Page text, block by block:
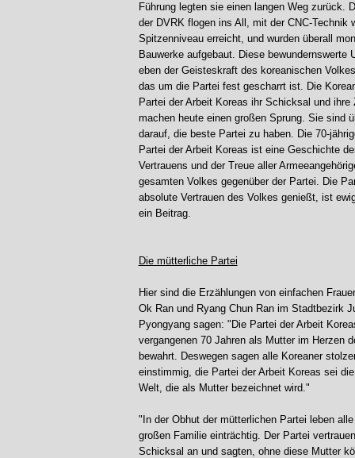
Führung legten sie einen langen Weg zurück.
der DVRK flogen ins All, mit der CNC-Technik
Spitzenniveau erreicht, und wurden überall
Bauwerke aufgebaut. Diese bewundernswerte
eben der Geisteskraft des koreanischen
das um die Partei fest gescharrt ist. Die
Partei der Arbeit Koreas ihr Schicksal und ihre
machen heute einen großen Sprung. Sie sind
darauf, die beste Partei zu haben. Die 70-
Partei der Arbeit Koreas ist eine Geschichte
Vertrauens und der Treue aller
gesamten Volkes gegenüber der Partei. Die
absolute Vertrauen des Volkes genießt, ist
ein Beitrag.
Die mütterliche Partei
Hier sind die Erzählungen von einfachen
Ok Ran und Ryang Chun Ran im Stadtbezirk
Pyongyang sagen: "Die Partei der Arbeit
vergangenen 70 Jahren als Mutter im Herzen
bewahrt. Deswegen sagen alle Koreaner
einstimmig, die Partei der Arbeit Koreas sei
Welt, die als Mutter bezeichnet wird."
"In der Obhut der mütterlichen Partei leben
großen Familie einträchtig. Der Partei
Schicksal an und sagten, ohne diese Mutter